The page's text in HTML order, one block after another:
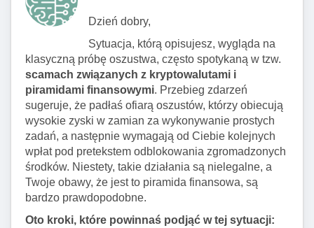
Dzień dobry,
Sytuacja, którą opisujesz, wygląda na
klasyczną próbę oszustwa, często spotykaną w tzw.
scamach związanych z kryptowalutami i
piramidami finansowymi. Przebieg zdarzeń
sugeruje, że padłaś ofiarą oszustów, którzy obiecują
wysokie zyski w zamian za wykonywanie prostych
zadań, a następnie wymagają od Ciebie kolejnych
wpłat pod pretekstem odblokowania zgromadzonych
środków. Niestety, takie działania są nielegalne, a
Twoje obawy, że jest to piramida finansowa, są
bardzo prawdopodobne.
Oto kroki, które powinnaś podjąć w tej sytuacji: